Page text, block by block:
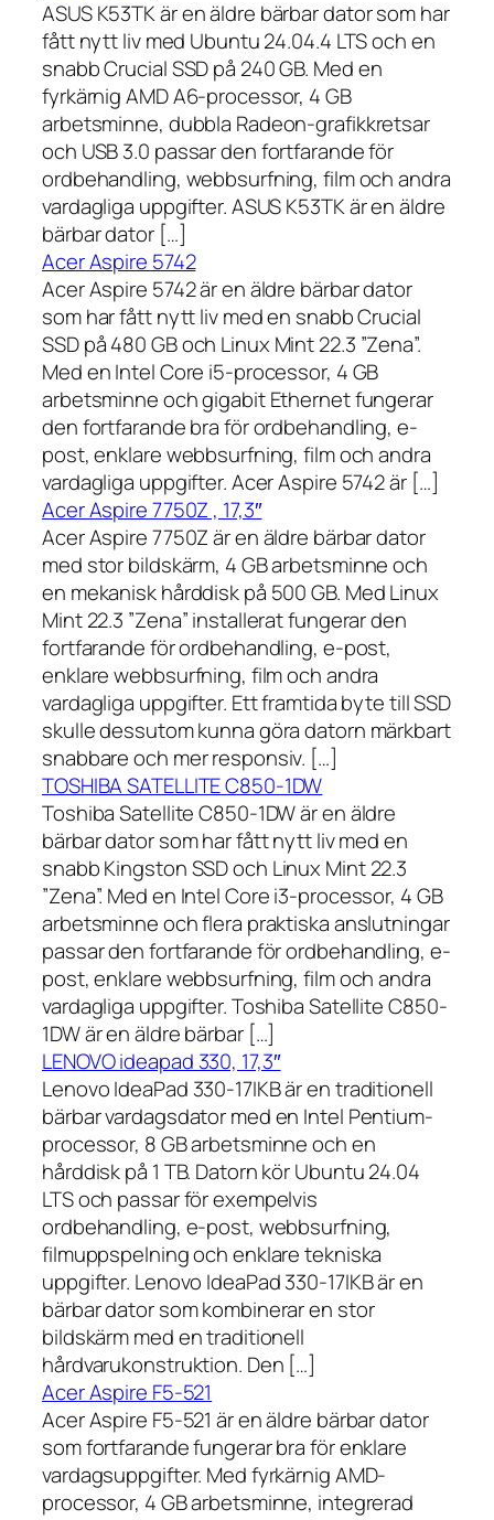
ASUS K53TK är en äldre bärbar dator som har
fått nytt liv med Ubuntu 24.04.4 LTS och en
snabb Crucial SSD på 240 GB. Med en
fyrkärnig AMD A6-processor, 4 GB
arbetsminne, dubbla Radeon-grafikkretsar
och USB 3.0 passar den fortfarande för
ordbehandling, webbsurfning, film och andra
vardagliga uppgifter. ASUS K53TK är en äldre
bärbar dator […]
Acer Aspire 5742
Acer Aspire 5742 är en äldre bärbar dator
som har fått nytt liv med en snabb Crucial
SSD på 480 GB och Linux Mint 22.3 ”Zena”.
Med en Intel Core i5-processor, 4 GB
arbetsminne och gigabit Ethernet fungerar
den fortfarande bra för ordbehandling, e-
post, enklare webbsurfning, film och andra
vardagliga uppgifter. Acer Aspire 5742 är […]
Acer Aspire 7750Z , 17,3″
Acer Aspire 7750Z är en äldre bärbar dator
med stor bildskärm, 4 GB arbetsminne och
en mekanisk hårddisk på 500 GB. Med Linux
Mint 22.3 ”Zena” installerat fungerar den
fortfarande för ordbehandling, e-post,
enklare webbsurfning, film och andra
vardagliga uppgifter. Ett framtida byte till SSD
skulle dessutom kunna göra datorn märkbart
snabbare och mer responsiv. […]
TOSHIBA SATELLITE C850-1DW
Toshiba Satellite C850-1DW är en äldre
bärbar dator som har fått nytt liv med en
snabb Kingston SSD och Linux Mint 22.3
”Zena”. Med en Intel Core i3-processor, 4 GB
arbetsminne och flera praktiska anslutningar
passar den fortfarande för ordbehandling, e-
post, enklare webbsurfning, film och andra
vardagliga uppgifter. Toshiba Satellite C850-
1DW är en äldre bärbar […]
LENOVO ideapad 330, 17,3″
Lenovo IdeaPad 330-17IKB är en traditionell
bärbar vardagsdator med en Intel Pentium-
processor, 8 GB arbetsminne och en
hårddisk på 1 TB. Datorn kör Ubuntu 24.04
LTS och passar för exempelvis
ordbehandling, e-post, webbsurfning,
filmuppspelning och enklare tekniska
uppgifter. Lenovo IdeaPad 330-17IKB är en
bärbar dator som kombinerar en stor
bildskärm med en traditionell
hårdvarukonstruktion. Den […]
Acer Aspire F5-521
Acer Aspire F5-521 är en äldre bärbar dator
som fortfarande fungerar bra för enklare
vardagsuppgifter. Med fyrkärnig AMD-
processor, 4 GB arbetsminne, integrerad